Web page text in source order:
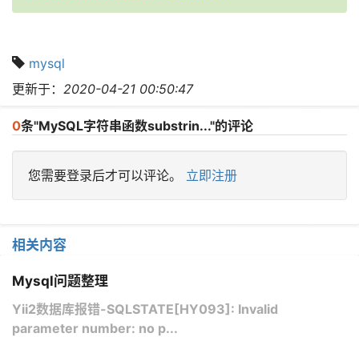
mysql
更新于： 2020-04-21 00:50:47
0条"MySQL字符串函数substrin..."的评论
您需要登录后才可以评论。 立即注册
相关内容
Mysql问题整理
Yii2数据库报错-SQLSTATE[HY093]: Invalid
parameter number: no p...